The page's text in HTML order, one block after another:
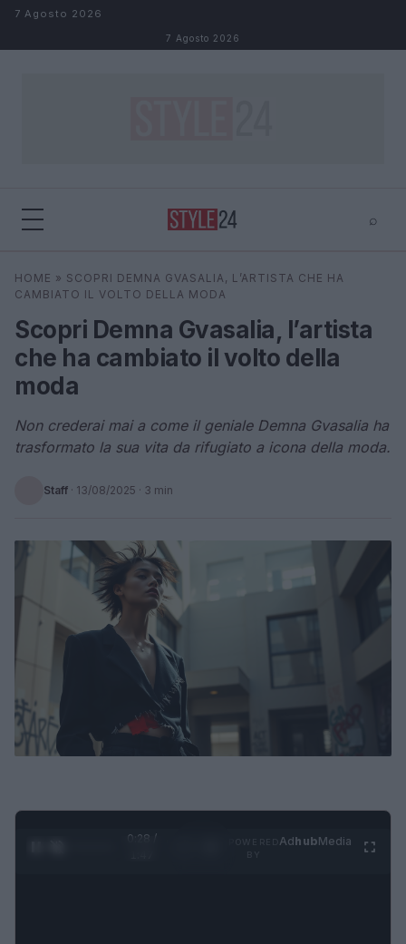
Salta al contenuto
7 Agosto 2026
7 Agosto 2026
⌕
Cerca ⌕
HOME » SCOPRI DEMNA GVASALIA, L’ARTISTA CHE HA
CAMBIATO IL VOLTO DELLA MODA
Scopri Demna Gvasalia, l’artista
che ha cambiato il volto della
moda
Non crederai mai a come il geniale Demna Gvasalia ha
trasformato la sua vita da rifugiato a icona della moda.
Staff · 13/08/2025 · 3 min
0:29 /
AdhubMedia